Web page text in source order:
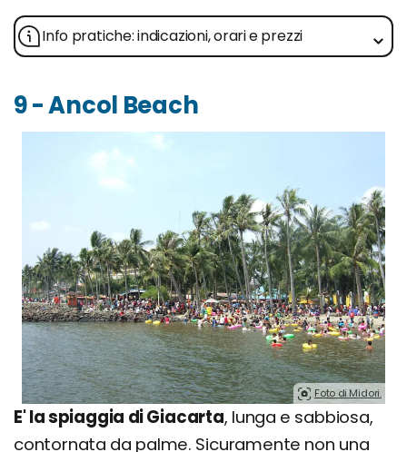
Info pratiche: indicazioni, orari e prezzi
9 - Ancol Beach
Foto di Midori.
E' la spiaggia di Giacarta, lunga e sabbiosa,
contornata da palme. Sicuramente non una